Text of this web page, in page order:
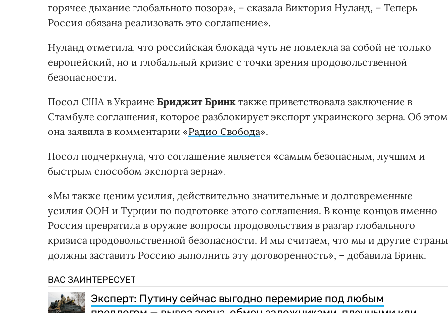
горячее дыхание глобального позора», – сказала Виктория Нуланд, – Теперь
Россия обязана реализовать это соглашение».
Нуланд отметила, что российская блокада чуть не повлекла за собой не только
европейский, но и глобальный кризис с точки зрения продовольственной
безопасности.
Посол США в Украине Бриджит Бринк также приветствовала заключение в
Стамбуле соглашения, которое разблокирует экспорт украинского зерна. Об этом
она заявила в комментарии «Радио Свобода».
Посол подчеркнула, что соглашение является «самым безопасным, лучшим и
быстрым способом экспорта зерна».
«Мы также ценим усилия, действительно значительные и долговременные
усилия ООН и Турции по подготовке этого соглашения. В конце концов именно
Россия превратила в оружие вопросы продовольствия в разгар глобального
кризиса продовольственной безопасности. И мы считаем, что мы и другие страны
должны заставить Россию выполнить эту договоренность», – добавила Бринк.
ВАС ЗАИНТЕРЕСУЕТ
Эксперт: Путину сейчас выгодно перемирие под любым